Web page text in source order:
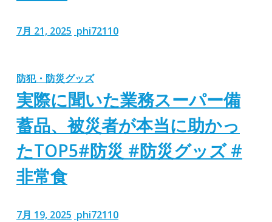
7月 21, 2025 phi72110
防犯・防災グッズ
実際に聞いた業務スーパー備
蓄品、被災者が本当に助かっ
たTOP5#防災 #防災グッズ #
非常食
7月 19, 2025 phi72110